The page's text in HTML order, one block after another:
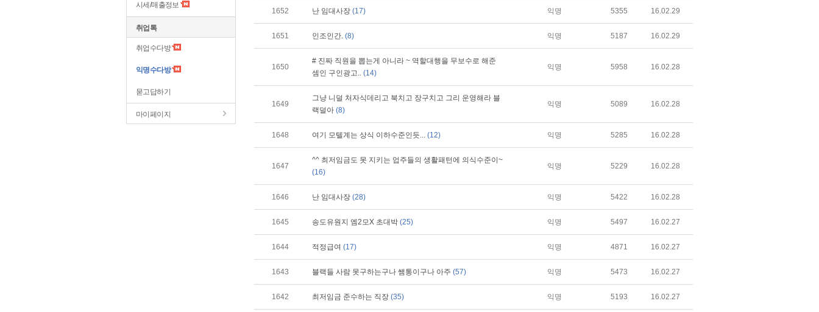
시세/매출정보
취업톡
취업수다방
익명수다방
묻고답하기
마이페이지
1652 난 임대사장 (17) 익명 5355 16.02.29
1651 인조인간. (8) 익명 5187 16.02.29
1650
# 진짜 직원을 뽑는게 아니라 ~ 역할대행을 무보수로 해준
셈인 구인광고.. (14)
익명 5958 16.02.28
1649
그냥 니덜 처자식데리고 북치고 장구치고 그리 운영해라 블
랙덜아 (8)
익명 5089 16.02.28
1648 여기 모텔계는 상식 이하수준인듯... (12) 익명 5285 16.02.28
1647
^^ 최저임금도 못 지키는 업주들의 생활패턴에 의식수준이~
(16)
익명 5229 16.02.28
1646 난 임대사장 (28) 익명 5422 16.02.28
1645 송도유원지 엠2모X 초대박 (25) 익명 5497 16.02.27
1644 적정급여 (17) 익명 4871 16.02.27
1643 블랙들 사람 못구하는구나 쌤통이구나 아주 (57) 익명 5473 16.02.27
1642 최저임금 준수하는 직장 (35) 익명 5193 16.02.27